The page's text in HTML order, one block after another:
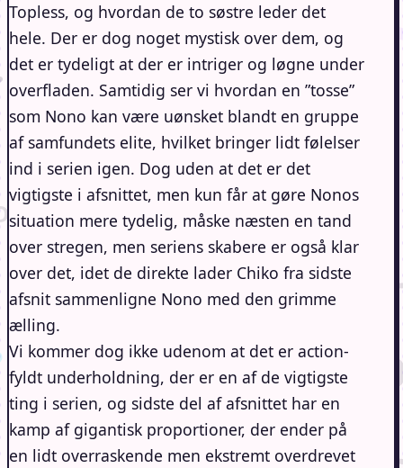
Topless, og hvordan de to søstre leder det
hele. Der er dog noget mystisk over dem, og
det er tydeligt at der er intriger og løgne under
overfladen. Samtidig ser vi hvordan en ”tosse”
som Nono kan være uønsket blandt en gruppe
af samfundets elite, hvilket bringer lidt følelser
ind i serien igen. Dog uden at det er det
vigtigste i afsnittet, men kun får at gøre Nonos
situation mere tydelig, måske næsten en tand
over stregen, men seriens skabere er også klar
over det, idet de direkte lader Chiko fra sidste
afsnit sammenligne Nono med den grimme
ælling.
Vi kommer dog ikke udenom at det er action-
fyldt underholdning, der er en af de vigtigste
ting i serien, og sidste del af afsnittet har en
kamp af gigantisk proportioner, der ender på
en lidt overraskende men ekstremt overdrevet